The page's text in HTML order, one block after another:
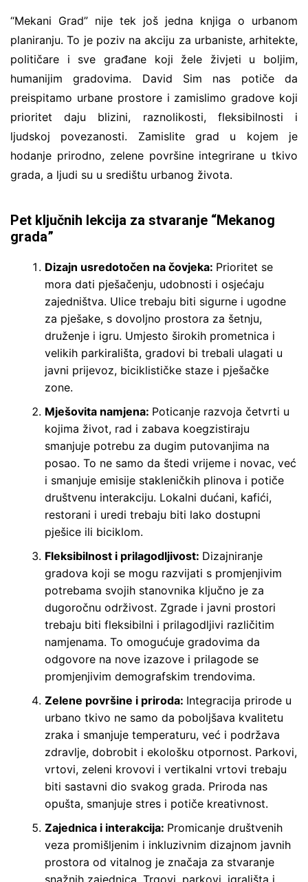
“Mekani Grad” nije tek još jedna knjiga o urbanom
planiranju. To je poziv na akciju za urbaniste, arhitekte,
političare i sve građane koji žele živjeti u boljim,
humanijim gradovima. David Sim nas potiče da
preispitamo urbane prostore i zamislimo gradove koji
prioritet daju blizini, raznolikosti, fleksibilnosti i
ljudskoj povezanosti. Zamislite grad u kojem je
hodanje prirodno, zelene površine integrirane u tkivo
grada, a ljudi su u središtu urbanog života.
Pet ključnih lekcija za stvaranje “Mekanog
grada”
Dizajn usredotočen na čovjeka: Prioritet se
mora dati pješačenju, udobnosti i osjećaju
zajedništva. Ulice trebaju biti sigurne i ugodne
za pješake, s dovoljno prostora za šetnju,
druženje i igru. Umjesto širokih prometnica i
velikih parkirališta, gradovi bi trebali ulagati u
javni prijevoz, biciklističke staze i pješačke
zone.
Mješovita namjena: Poticanje razvoja četvrti u
kojima život, rad i zabava koegzistiraju
smanjuje potrebu za dugim putovanjima na
posao. To ne samo da štedi vrijeme i novac, već
i smanjuje emisije stakleničkih plinova i potiče
društvenu interakciju. Lokalni dućani, kafići,
restorani i uredi trebaju biti lako dostupni
pješice ili biciklom.
Fleksibilnost i prilagodljivost: Dizajniranje
gradova koji se mogu razvijati s promjenjivim
potrebama svojih stanovnika ključno je za
dugoročnu održivost. Zgrade i javni prostori
trebaju biti fleksibilni i prilagodljivi različitim
namjenama. To omogućuje gradovima da
odgovore na nove izazove i prilagode se
promjenjivim demografskim trendovima.
Zelene površine i priroda: Integracija prirode u
urbano tkivo ne samo da poboljšava kvalitetu
zraka i smanjuje temperaturu, već i podržava
zdravlje, dobrobit i ekološku otpornost. Parkovi,
vrtovi, zeleni krovovi i vertikalni vrtovi trebaju
biti sastavni dio svakog grada. Priroda nas
opušta, smanjuje stres i potiče kreativnost.
Zajednica i interakcija: Promicanje društvenih
veza promišljenim i inkluzivnim dizajnom javnih
prostora od vitalnog je značaja za stvaranje
snažnih zajednica. Trgovi, parkovi, igrališta i